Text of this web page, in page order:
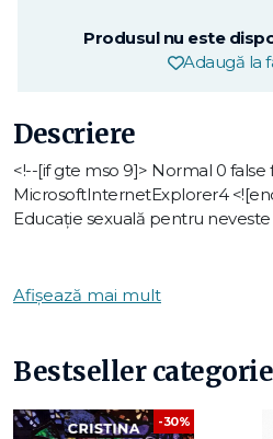
Produsul nu este
Adaugă la
Descriere
<!--[if gte mso 9]> Normal 0 false
MicrosoftInternetExplorer4
Educație sexuală pentru neveste
LUCRURI:
Afișează mai mult
Bestseller
-30%